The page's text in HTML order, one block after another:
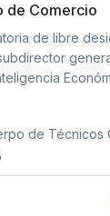
de Comercio
de libre
de Técnicos